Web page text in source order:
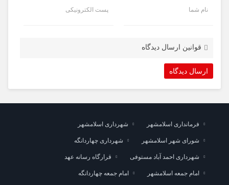
نام شما پست الکترونیکی
قوانین ارسال دیدگاه
فرمانداری اسلامشهر شهرداری اسلامشهر
شورای شهر اسلامشهر شهرداری چهاردانگه
شهرداری احمد آباد مستوفی قرارگاه رسانه عهد
امام جمعه اسلامشهر امام جمعه چهاردانگه